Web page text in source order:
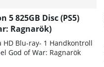
5 825GB Disc (PS5)
Ragnarök)
HD Blu-ray- 1 Handkontroll
God of War: Ragnarök